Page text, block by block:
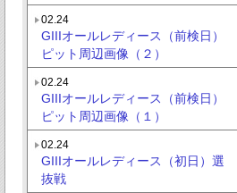
02.24
GIIIオールレディース（前検日）
ピット周辺画像（２）
02.24
GIIIオールレディース（前検日）
ピット周辺画像（１）
02.24
GIIIオールレディース（初日）選
抜戦